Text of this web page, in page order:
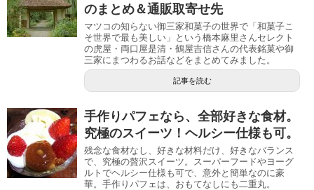
のまとめ＆通販取寄せ先
マツコの知らない御三家和菓子の世界で「和菓子こ
そ世界で最も美しい」という橋本麻里さんセレクト
の虎屋・両口屋是清・鶴屋吉信さんの代表銘菓や御
三家にまつわるお話などをまとめてみました。
記事を読む
手作りパフェなら、全部好きな食材。
究極のスイーツ！ヘルシー仕様も可。
残念な食材なし、好きな材料だけ、好きなバランス
で、究極の贅沢スイーツ。スーパーフードやヨーグ
ルトでヘルシー仕様も可で、意外と簡単なのに豪
華。手作りパフェは、おもてなしにも二重丸。